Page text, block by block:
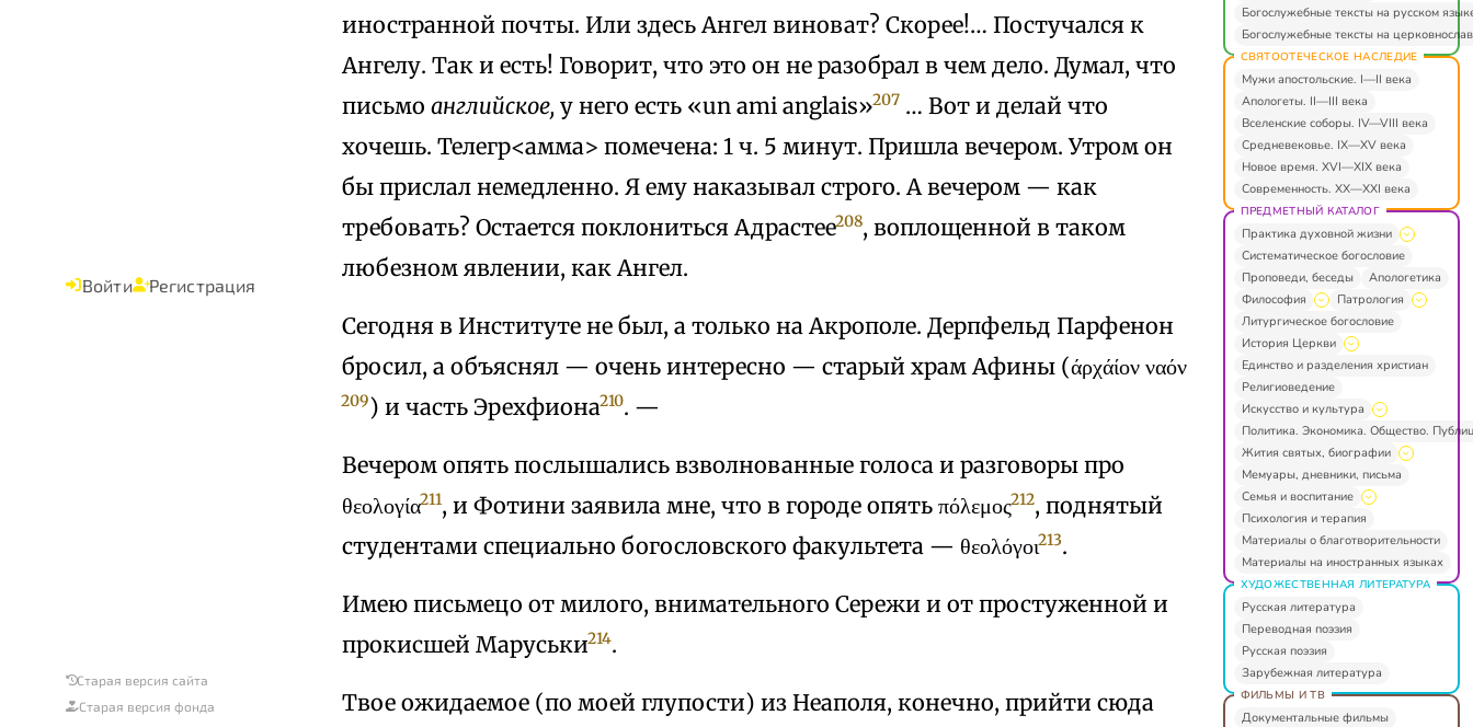
Войти Регистрация
Старая версия сайта
Старая версия фонда
иностранной почты. Или здесь Ангел виноват? Скорее!… Постучался к
Ангелу. Так и есть! Говорит, что это он не разобрал в чем дело. Думал, что
письмо английское, у него есть «un ami anglais»207… Вот и делай что
хочешь. Телегр<амма> помечена: 1 ч. 5 минут. Пришла вечером. Утром он
бы прислал немедленно. Я ему наказывал строго. А вечером — как
требовать? Остается поклониться Адрастее208, воплощенной в таком
любезном явлении, как Ангел.
Сегодня в Институте не был, а только на Акрополе. Дерпфельд Парфенон
бросил, а объяснял — очень интересно — старый храм Афины (άρχάίον ναόν
209) и часть Эрехфиона210. —
Вечером опять послышались взволнованные голоса и разговоры про
θεολογία211, и Фотини заявила мне, что в городе опять πόλεμος212, поднятый
студентами специально богословского факультета — θεολόγοι213.
Имею письмецо от милого, внимательного Сережи и от простуженной и
прокисшей Маруськи214.
Твое ожидаемое (по моей глупости) из Неаполя, конечно, прийти сюда
Богослужебные тексты на русском
Богослужебные тексты на
СВЯТООТЕЧЕСКОЕ НАСЛЕДИЕ
Мужи апостольские. I—II века
Апологеты. II—III века
Вселенские соборы. IV—VIII века
Средневековье. IX—XV века
Новое время. XVI—XIX века
Современность. XX—XXI века
ПРЕДМЕТНЫЙ КАТАЛОГ
Практика духовной жизни
Систематическое богословие
Проповеди, беседы
Апологетика
Философия
Патрология
Литургическое богословие
История Церкви
Единство и разделения христиан
Религиоведение
Искусство и культура
Политика. Экономика. Общество.
Жития святых, биографии
Мемуары, дневники, письма
Семья и воспитание
Психология и терапия
Материалы о благотворительности
Материалы на иностранных языках
ХУДОЖЕСТВЕННАЯ ЛИТЕРАТУРА
Русская литература
Переводная поэзия
Русская поэзия
Зарубежная литература
ФИЛЬМЫ И ТВ
Документальные фильмы